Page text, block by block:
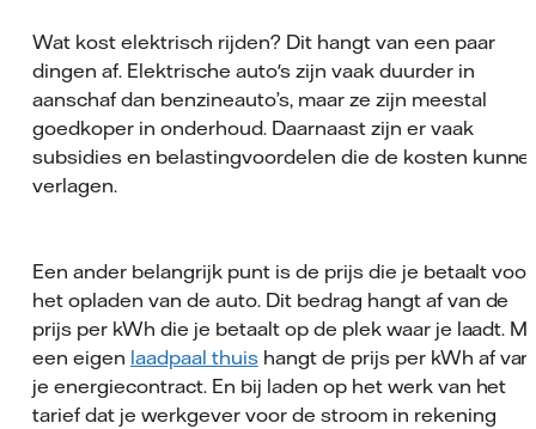
Wat kost elektrisch rijden? Dit hangt van een paar
dingen af. Elektrische auto's zijn vaak duurder in
aanschaf dan benzineauto’s, maar ze zijn meestal
goedkoper in onderhoud. Daarnaast zijn er vaak
subsidies en belastingvoordelen die de kosten
verlagen.
Een ander belangrijk punt is de prijs die je betaalt voor
het opladen van de auto. Dit bedrag hangt af van de
prijs per kWh die je betaalt op de plek waar je laadt.
een eigen laadpaal thuishangt de prijs per kWh af van
je energiecontract. En bij laden op het werk van het
tarief dat je werkgever voor de stroom in rekening